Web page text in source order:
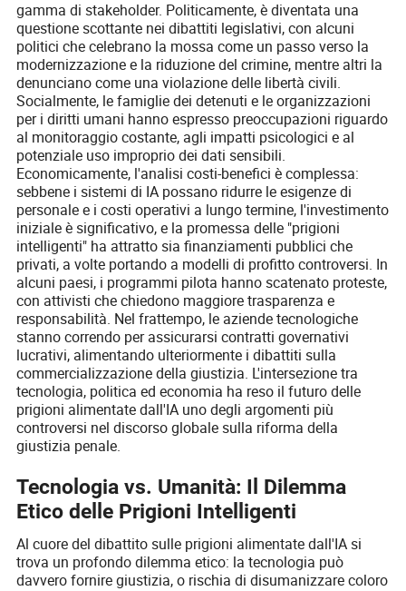
gamma di stakeholder. Politicamente, è diventata una
questione scottante nei dibattiti legislativi, con alcuni
politici che celebrano la mossa come un passo verso la
modernizzazione e la riduzione del crimine, mentre altri la
denunciano come una violazione delle libertà civili.
Socialmente, le famiglie dei detenuti e le organizzazioni
per i diritti umani hanno espresso preoccupazioni riguardo
al monitoraggio costante, agli impatti psicologici e al
potenziale uso improprio dei dati sensibili.
Economicamente, l'analisi costi-benefici è complessa:
sebbene i sistemi di IA possano ridurre le esigenze di
personale e i costi operativi a lungo termine, l'investimento
iniziale è significativo, e la promessa delle "prigioni
intelligenti" ha attratto sia finanziamenti pubblici che
privati, a volte portando a modelli di profitto controversi. In
alcuni paesi, i programmi pilota hanno scatenato proteste,
con attivisti che chiedono maggiore trasparenza e
responsabilità. Nel frattempo, le aziende tecnologiche
stanno correndo per assicurarsi contratti governativi
lucrativi, alimentando ulteriormente i dibattiti sulla
commercializzazione della giustizia. L'intersezione tra
tecnologia, politica ed economia ha reso il futuro delle
prigioni alimentate dall'IA uno degli argomenti più
controversi nel discorso globale sulla riforma della
giustizia penale.
Tecnologia vs. Umanità: Il Dilemma
Etico delle Prigioni Intelligenti
Al cuore del dibattito sulle prigioni alimentate dall'IA si
trova un profondo dilemma etico: la tecnologia può
davvero fornire giustizia, o rischia di disumanizzare coloro